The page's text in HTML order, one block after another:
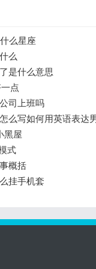
么星座
么
是什么意思
点
司上班吗
么写如何用英语表达
黑屋
式
概括
挂手机套